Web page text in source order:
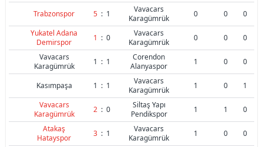
Trabzonspor 5 : 1
Vavacars
Karagümrük
0 0
0
Yukatel Adana
Demirspor
1 : 0
Vavacars
Karagümrük
0 0
0
Vavacars
Karagümrük
1 : 1
Corendon
Alanyaspor
1 0 0
Kasımpaşa 1 : 1
Vavacars
Karagümrük
1 0
1
Vavacars
Karagümrük
2 : 0
Siltaş Yapı
Pendikspor
1 1
0
Atakaş
Hatayspor
3 : 1
Vavacars
Karagümrük
1 0
0